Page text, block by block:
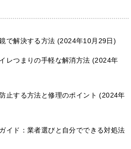
で解決する方法 2024年10月29日
レつまりの手軽な解消方法
2024年
止する方法と修理のポイント 2024年
イド：業者選びと自分でできる対処法